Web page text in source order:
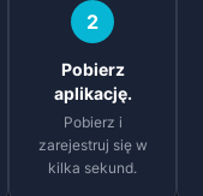
2
Pobierz
aplikację.
Pobierz i
zarejestruj się w
kilka sekund.